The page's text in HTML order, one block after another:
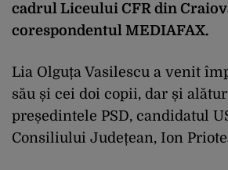
cadrul Liceului CFR din
corespondentul MEDIAFAX.
Lia Olguța Vasilescu a venit
său și cei doi copii, dar și
președintele PSD, candidatul
Consiliului Județean, Ion